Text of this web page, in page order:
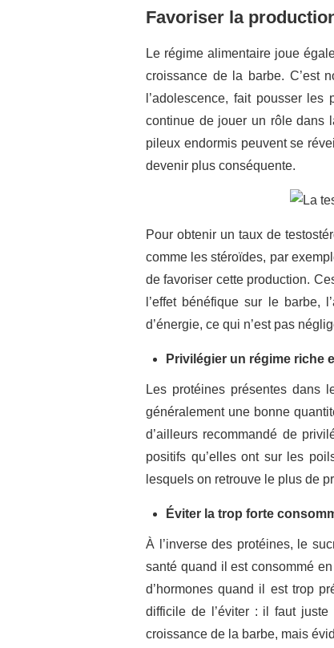
Favoriser la
Le régime alimentaire joue
croissance de la barbe. C’est
l’adolescence, fait pousser
continue de jouer un rôle dans
pileux endormis peuvent se
devenir plus conséquente.
Pour obtenir un taux de
comme les stéroïdes, par
de favoriser cette production.
l’effet bénéfique sur le barbe,
d’énergie, ce qui n’est pas
Privilégier un régime riche
Les protéines présentes dans
généralement une bonne
d’ailleurs recommandé de
positifs qu’elles ont sur les
lesquels on retrouve le plus de
Éviter la trop forte
À l’inverse des protéines, le
santé quand il est consommé
d’hormones quand il est trop
difficile de l’éviter : il faut
croissance de la barbe, mais